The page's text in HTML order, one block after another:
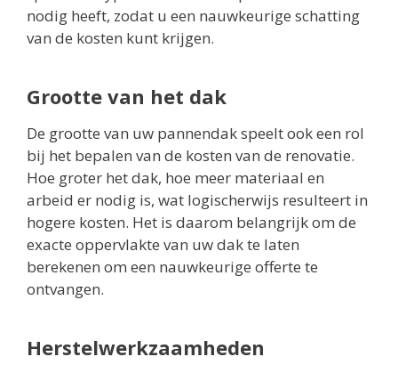
nodig heeft, zodat u een nauwkeurige schatting
van de kosten kunt krijgen.
Grootte van het dak
De grootte van uw pannendak speelt ook een rol
bij het bepalen van de kosten van de renovatie.
Hoe groter het dak, hoe meer materiaal en
arbeid er nodig is, wat logischerwijs resulteert in
hogere kosten. Het is daarom belangrijk om de
exacte oppervlakte van uw dak te laten
berekenen om een nauwkeurige offerte te
ontvangen.
Herstelwerkzaamheden